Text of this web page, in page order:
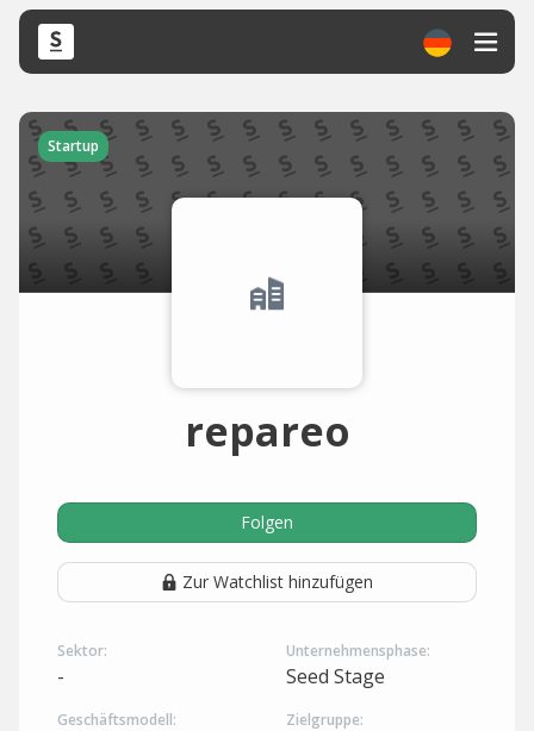
Startup
repareo
Folgen
Zur Watchlist hinzufügen
Sektor:
-
Unternehmensphase:
Seed Stage
Geschäftsmodell: Zielgruppe: